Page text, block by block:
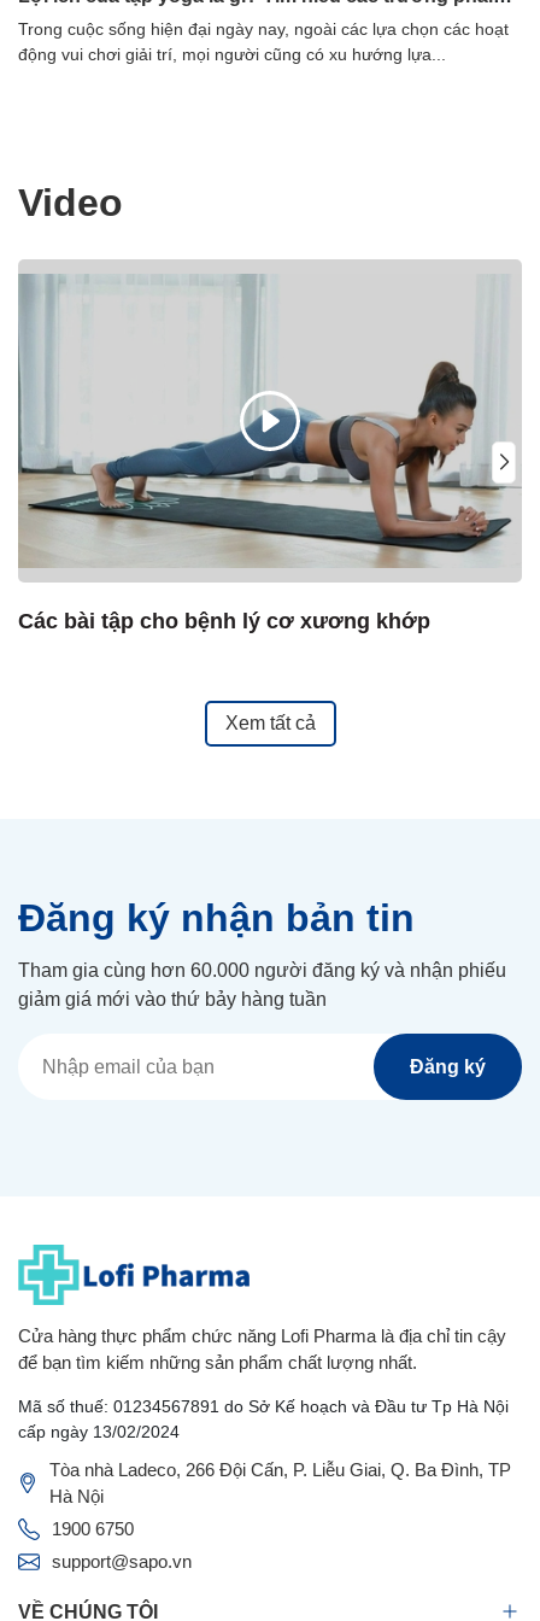
yoga hiện nay
Trong cuộc sống hiện đại ngày nay, ngoài các lựa chọn các hoạt
động vui chơi giải trí, mọi người cũng có xu hướng lựa...
Video
Các bài tập cho bệnh lý cơ xương khớp
Xem tất cả
Đăng ký nhận bản tin
Tham gia cùng hơn 60.000 người đăng ký và nhận phiếu
giảm giá mới vào thứ bảy hàng tuần
Đăng ký
Cửa hàng thực phẩm chức năng Lofi Pharma là địa chỉ tin cậy
để bạn tìm kiếm những sản phẩm chất lượng nhất.
Mã số thuế: 01234567891 do Sở Kế hoạch và Đầu tư Tp Hà Nội
cấp ngày 13/02/2024
Tòa nhà Ladeco, 266 Đội Cấn, P. Liễu Giai, Q. Ba Đình, TP
Hà Nội
1900 6750
support@sapo.vn
VỀ CHÚNG TÔI